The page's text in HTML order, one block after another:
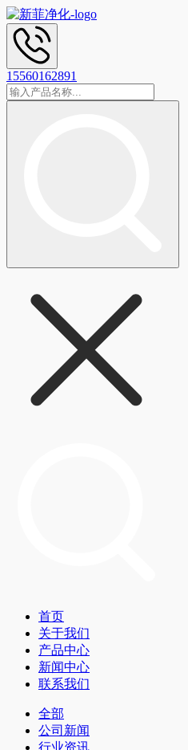
15560162891
首页
关于我们
产品中心
新闻中心
联系我们
全部
公司新闻
行业资讯